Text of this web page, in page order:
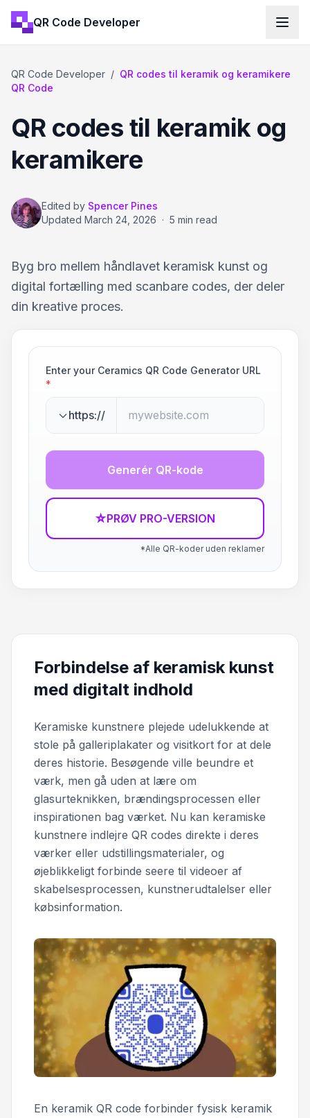
QR Code Developer
QR Code Developer / QR codes til keramik og keramikere
QR Code
QR codes til keramik og
keramikere
Edited by Spencer Pines
Updated March 24, 2026 · 5 min read
Byg bro mellem håndlavet keramisk kunst og
digital fortælling med scanbare codes, der deler
din kreative proces.
Enter your Ceramics QR Code Generator URL
*
https://
Generér QR-kode
☆PRØV PRO-VERSION
*Alle QR-koder uden reklamer
Forbindelse af keramisk kunst
med digitalt indhold
Keramiske kunstnere plejede udelukkende at
stole på galleriplakater og visitkort for at dele
deres historie. Besøgende ville beundre et
værk, men gå uden at lære om
glasurteknikken, brændingsprocessen eller
inspirationen bag værket. Nu kan keramiske
kunstnere indlejre QR codes direkte i deres
værker eller udstillingsmaterialer, og
øjeblikkeligt forbinde seere til videoer af
skabelsesprocessen, kunstnerudtalelser eller
købsinformation.
En keramik QR code forbinder fysisk keramik